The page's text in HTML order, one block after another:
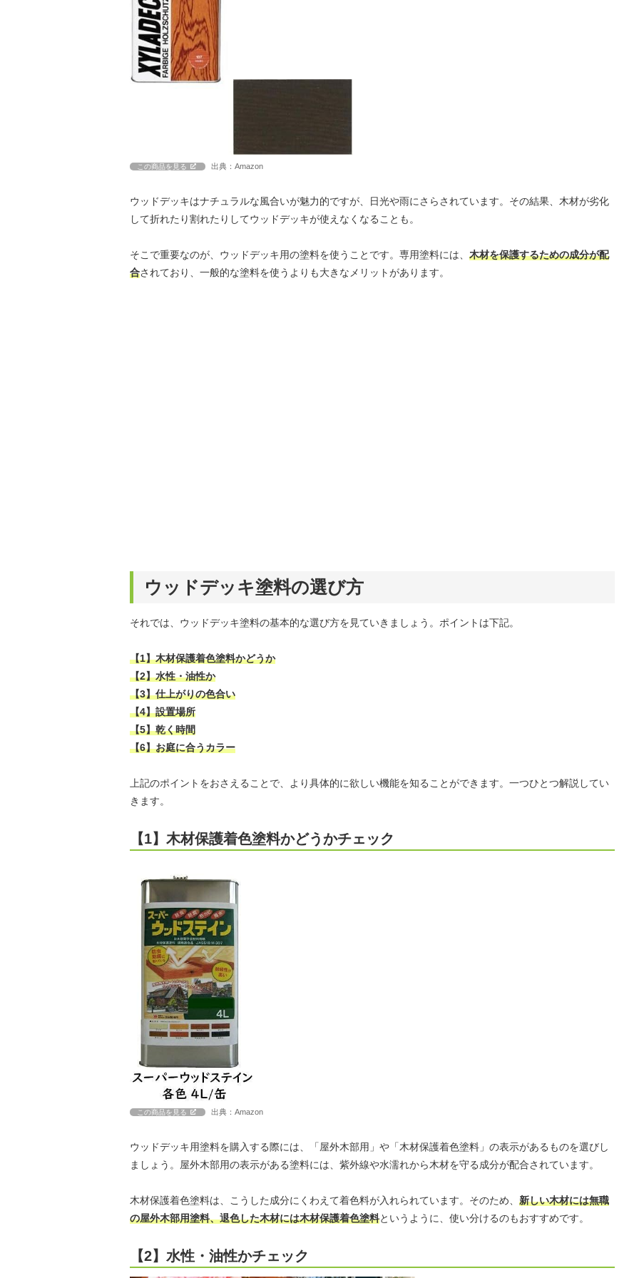
この商品を見る 出典：Amazon
ウッドデッキはナチュラルな風合いが魅力的ですが、日光や雨にさらされています。その結果、木材が劣化
して折れたり割れたりしてウッドデッキが使えなくなることも。
そこで重要なのが、ウッドデッキ用の塗料を使うことです。専用塗料には、 木材を保護するための成分が配
合されており、一般的な塗料を使うよりも大きなメリットがあります。
ウッドデッキ塗料の選び方
それでは、ウッドデッキ塗料の基本的な選び方を見ていきましょう。ポイントは下記。
【1】木材保護着色塗料かどうか
【2】水性・油性か
【3】仕上がりの色合い
【4】設置場所
【5】乾く時間
【6】お庭に合うカラー
上記のポイントをおさえることで、より具体的に欲しい機能を知ることができます。一つひとつ解説してい
きます。
【1】木材保護着色塗料かどうかチェック
この商品を見る 出典：Amazon
ウッドデッキ用塗料を購入する際には、「屋外木部用」や「木材保護着色塗料」の表示があるものを選びし
ましょう。屋外木部用の表示がある塗料には、紫外線や水濡れから木材を守る成分が配合されています。
木材保護着色塗料は、こうした成分にくわえて着色料が入れられています。そのため、 新しい木材には無職
の屋外木部用塗料、退色した木材には木材保護着色塗料というように、使い分けるのもおすすめです。
【2】水性・油性かチェック